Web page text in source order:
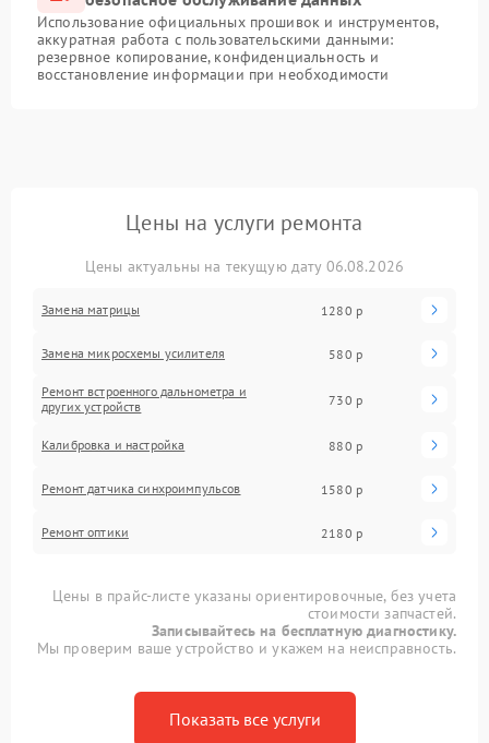
Использование официальных прошивок и инструментов,
аккуратная работа с пользовательскими данными:
резервное копирование, конфиденциальность и
восстановление информации при необходимости
Цены на услуги ремонта
Цены актуальны на текущую дату 06.08.2026
Замена матрицы 1280 р
Замена микросхемы усилителя 580 р
Ремонт встроенного дальнометра и
других устройств
730 р
Калибровка и настройка 880 р
Ремонт датчика синхроимпульсов 1580 р
Ремонт оптики 2180 р
Цены в прайс-листе указаны ориентировочные, без учета
стоимости запчастей.
Записывайтесь на бесплатную диагностику.
Мы проверим ваше устройство и укажем на неисправность.
Показать все услуги